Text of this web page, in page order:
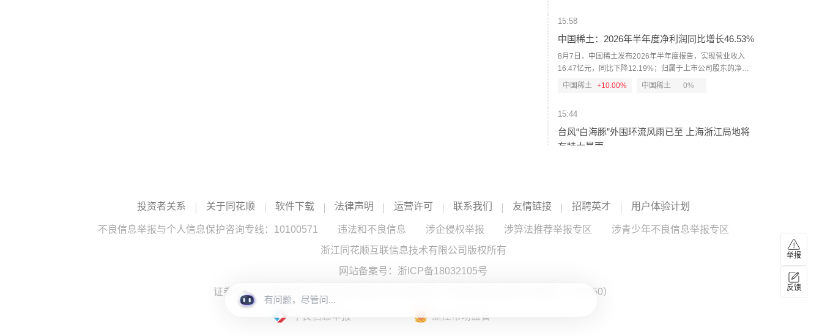
尔木兹海峡将失去当前能源运输“咽喉要道”的地位。贝森特
过海峡运输的能源中将有超过50%或70%改由地下管道输
送。（CCTV国际时讯）
15:58
中国稀土：2026年半年度净利润同比增长46.53%
8月7日，中国稀土发布2026年半年度报告，实现营业收入
16.47亿元，同比下降12.19%；归属于上市公司股东的净利
润2.37亿元，同比增长46.53%。报告期内，稀土行业供需格
同期涨幅明显。（新京报）
中国稀土 +10.00% 中国稀土 0%
15:44
台风“白海豚”外围环流风雨已至 上海浙江局地将
有特大暴雨
在江苏南部、安徽东南部、浙江等地激发出对流。明天，台
风登陆前后，华东降雨进一步增强，江苏南部、安徽东南
部、上海、浙江大部将有大到暴雨，其中上海南部、浙江东
15:38
京昆高速广绵段扩容工程主线路面贯通过半
投资者关系 关于同花顺 软件下载 法律声明 运营许可 联系我们 友情链接 招聘英才 用户体验计划
不良信息举报与个人信息保护咨询专线：10100571 违法和不良信息 涉企侵权举报 涉算法推荐举报专区
涉青少年不良信息举报专区
浙江同花顺互联信息技术有限公司版权所有
网站备案号： 浙ICP备18032105号
证券投资咨询服务提供：浙江同花顺云软件有限公司 （中国证监会核发证书编号：ZX0050）
不良信息举报 浙江市场监管
举报
反馈